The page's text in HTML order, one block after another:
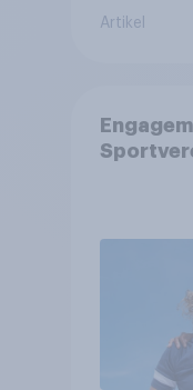
Artikel